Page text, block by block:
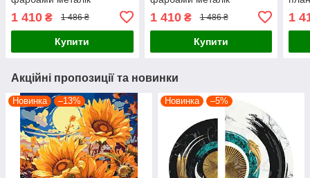
(напівкруги) 70*70 Origami
(OSR1005)
1 410 ₴ 1 486 ₴
Купити
(напівкруги) 70*70 Origami
(OSR1001)
1 410₴ 1 486 ₴
Купити
1
Акційні пропозиції та новинки
Новинка –13% Новинка –5%